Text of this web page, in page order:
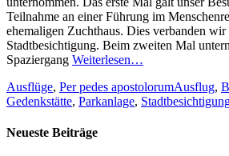
Teilnahme an einer Führung im
ehemaligen Zuchthaus. Dies verbanden
Stadtbesichtigung. Beim zweiten Mal
Spaziergang Weiterlesen…
Categories
Ausflüge, Per pedes apostolorumTags
Ausflug,
Gedenkstätte, Parkanlage,
Neueste Beiträge